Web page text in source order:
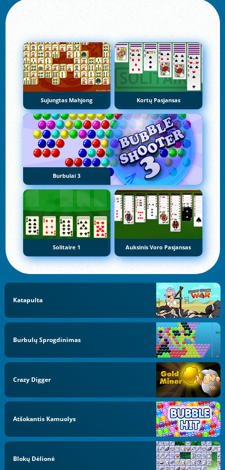
Sujungtas Mahjong Kortų Pasjansas
Burbulai 3
Solitaire 1 Auksinis Voro Pasjansas
Katapulta
Burbulų Sprogdinimas
Crazy Digger
Atšokantis Kamuolys
Blokų Dėlionė